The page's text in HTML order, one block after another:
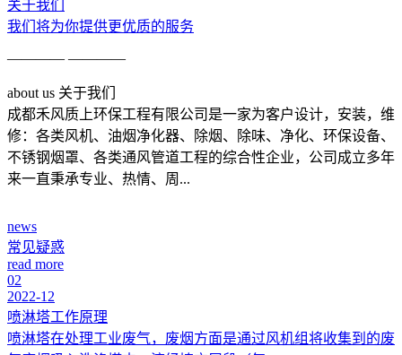
关于我们
我们将为你提供更优质的服务
———— ————
about us 关于我们
成都禾风质上环保工程有限公司是一家为客户设计，安装，维
修：各类风机、油烟净化器、除烟、除味、净化、环保设备、
不锈钢烟罩、各类通风管道工程的综合性企业，公司成立多年
来一直秉承专业、热情、周...
news
常见疑惑
read more
02
2022-12
喷淋塔工作原理
喷淋塔在处理工业废气，废烟方面是通过风机组将收集到的废